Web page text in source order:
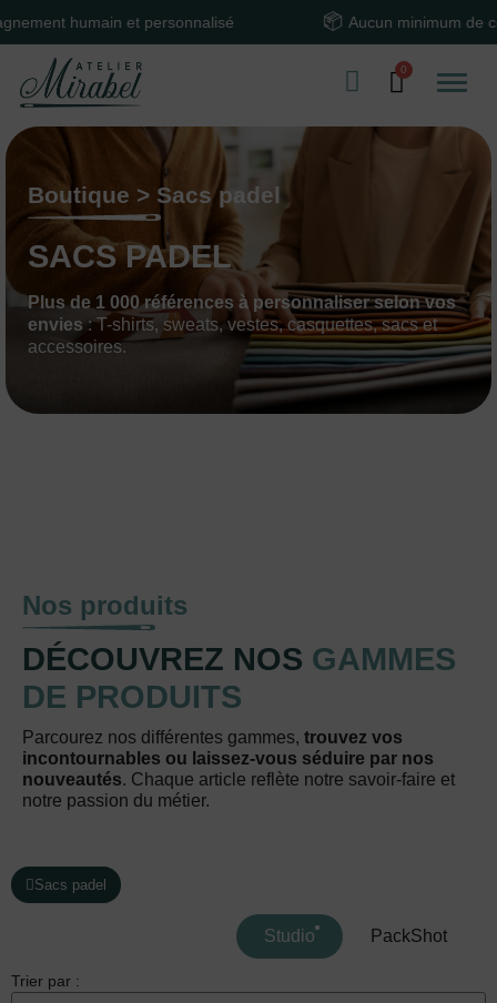
et personnalisé Aucun minimum de
Boutique > Sacs padel
SACS PADEL
Plus de 1 000 références à personnaliser selon vos
envies : T-shirts, sweats, vestes, casquettes, sacs et
accessoires.
Nos produits
DÉCOUVREZ NOS GAMMES
DE PRODUITS
Parcourez nos différentes gammes, trouvez vos
incontournables ou laissez-vous séduire par nos
nouveautés. Chaque article reflète notre savoir-faire et
notre passion du métier.
Sacs padel
Studio PackShot
Trier par :